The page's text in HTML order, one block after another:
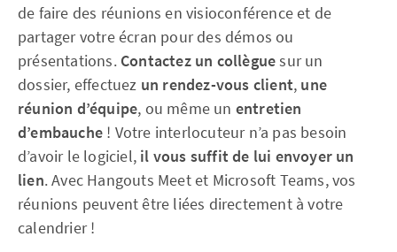
de faire des réunions en visioconférence et de
partager votre écran pour des démos ou
présentations. Contactez un collèguesur un
dossier, effectuez un rendez-vous client, une
réunion d’équipe, ou même un entretien
d’embauche ! Votre interlocuteur n’a pas besoin
d’avoir le logiciel, il vous suffit de lui envoyer un
lien. Avec Hangouts Meet et Microsoft Teams, vos
réunions peuvent être liées directement à votre
calendrier !